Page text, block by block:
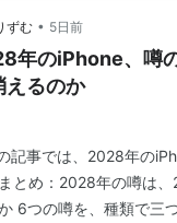
ずむ • 5日前
年のiPhone、噂
えるのか
記事では、2028年の
とめ：2028年の噂は
6つの噂を、種類で三